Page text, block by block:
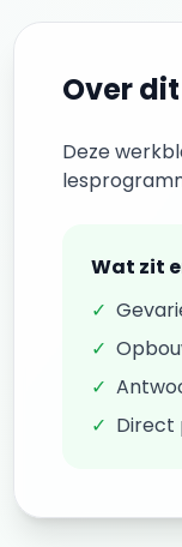
Over
Deze
Wat zit
✓
✓
✓
✓ Direct